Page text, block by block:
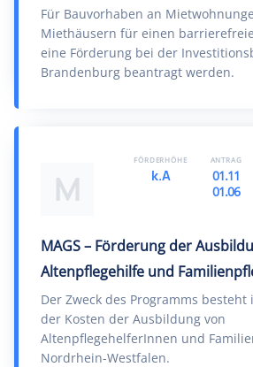
Für Bauvorhaben an
Miethäusern für einen
eine Förderung bei der
Brandenburg beantragt werden.
M
MAGS – Förderung der
Altenpflegehilfe und
Der Zweck des Programms
der Kosten der Ausbildung von
AltenpflegehelferInnen und
Nordrhein-Westfalen.
FÖRDERHÖHE
k.A
ANTRAG
01.11
01.06